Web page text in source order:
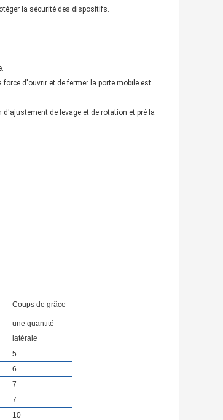
la sécurité des dispositifs.
d'ouvrir et de fermer la porte mobile est
de levage et de rotation et pré la
Coups de grâce
une quantité
latérale
5
6
7
7
10